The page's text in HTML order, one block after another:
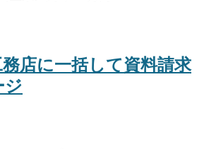
店に一括して資料請求
ジ